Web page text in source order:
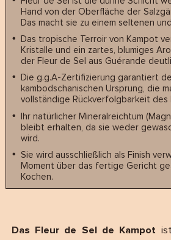
Hand von der Oberfläche der
Das macht sie zu einem seltenen
Das tropische Terroir von Kampot
Kristalle und ein zartes, blumiges
der Fleur de Sel aus Guérande
Die g.g.A-Zertifizierung garantiert
kambodschanischen Ursprung, die
vollständige Rückverfolgbarkeit des
Ihr natürlicher Mineralreichtum
bleibt erhalten, da sie weder
wird.
Sie wird ausschließlich als Finish
Moment über das fertige Gericht
Kochen.
Das Fleur de Sel de Kampot